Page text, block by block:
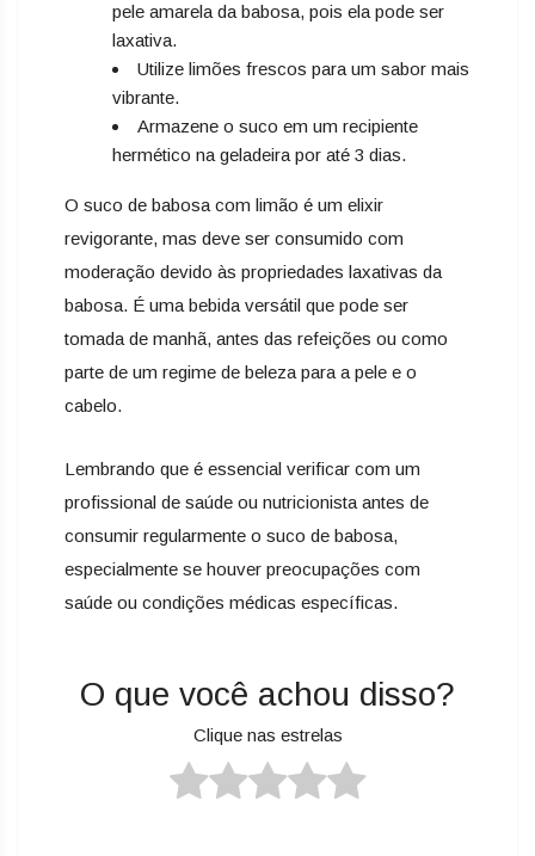
pele amarela da babosa, pois ela pode ser
laxativa.
Utilize limões frescos para um sabor mais
vibrante.
Armazene o suco em um recipiente
hermético na geladeira por até 3 dias.
O suco de babosa com limão é um elixir
revigorante, mas deve ser consumido com
moderação devido às propriedades laxativas da
babosa. É uma bebida versátil que pode ser
tomada de manhã, antes das refeições ou como
parte de um regime de beleza para a pele e o
cabelo.
Lembrando que é essencial verificar com um
profissional de saúde ou nutricionista antes de
consumir regularmente o suco de babosa,
especialmente se houver preocupações com
saúde ou condições médicas específicas.
O que você achou disso?
Clique nas estrelas